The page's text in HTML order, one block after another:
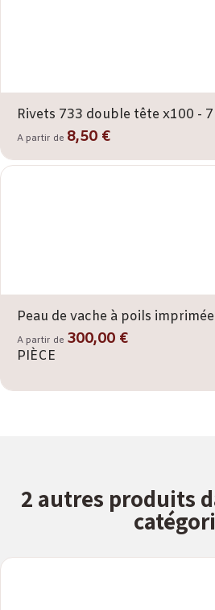
Rivets 733 double tête x100 -
A partir de 8,50 €
Peau de vache à poils
A partir de 300,00 €
PIÈCE
2 autres produits